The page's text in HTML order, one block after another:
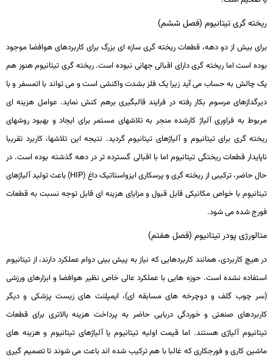
ریخته گری تیتانیوم (فصل ششم)
برای بیش از دو دهه، قطعات ریخته­ گری سازه ­ای بزرگ برای کاربردهای هوافضا موجود
بوده است اما ریخته­ گری دارای اقبالی جهانی نبوده است. ریخته­ گری تیتانیوم هنوز هم
یک چالش به حساب می­ آید زیرا یک فلز بشدت واکنشی است و می­ تواند با اتمسفر و با
دیرگدازهای مرسوم بکار رفته در فرایند قالب­گیری برهم­ کنش نماید. عوامل هزینه­ ای
مربوط به فراوری آلیاژ کارشده منجر به تلاش­های مستمر برای ایجاد و بهبود روش­های
ریخته­ گری برای تیتانیوم و آلیاژهای تیتانیوم گردید. نتیجه این تلاش­ها، کاربرد تقریبا
ناپایدار قطعات ریختگی تیتانیوم اما با اقبالی گسترد­ه ­تر در دهه گذشته بوده است. در
حال حاضر، ترکیبی از ریخته­ گری و پرسکاری ایزواستاتیک داغ (HIP) باعث تولید آلیاژهای
تیتانیوم با خواص مکانیکی قابل ­قبول و مزایای هزینه ­ای قابل­ توجه نسبت به قطعات
فورج ­شده می­ شود.
متالورژی پودر تیتانیوم (فصل هفتم)
در هیچ کاربردی، همانند کاربردهایی که نیاز به پیش­ بینی دوام عملکرد دارند، از تیتانیوم
استفاده نشده است. حوزه­ هایی با عملکرد عالی خاص نظیر هوافضا و ابزارهای ورزشی
(سر چوب گلف و دوچرخه­ های مسابقه­ ای)، ایمپلنت­ های زیست­ پزشکی و دیگر
کاربردهای صنعتی و خوردگی دریایی حاضر به پرداخت هزینه بالاتری برای قطعات
تیتانیوم آلیاژی هستند. اما قیمت اولیه تیتانیوم یا آلیاژهای تیتانیوم و هزینه­ های
ماشین­ کاری و فورج­کاری که غالبا با هم ترکیب شده اند باعث می شوند تا تصمیم­ گیری